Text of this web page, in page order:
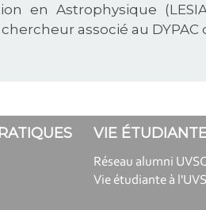
en Astrophysique
associé au
VIE
Réseau alumni
Vie étudiante à